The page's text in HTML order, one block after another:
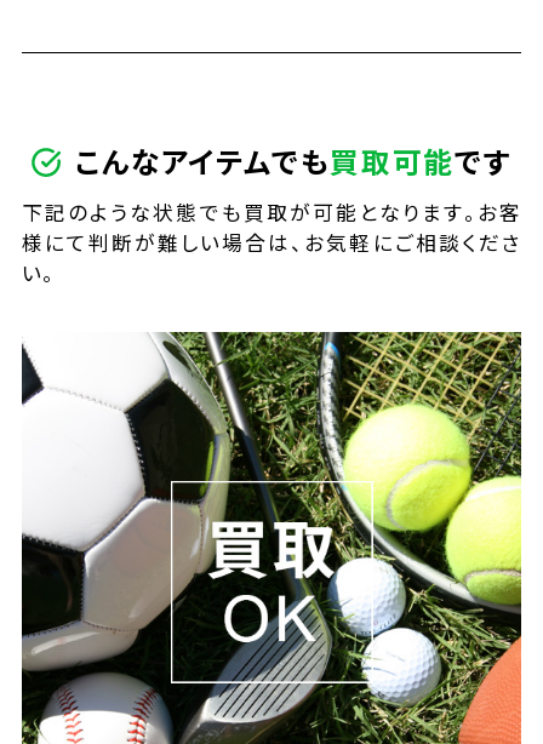
こんなアイテムでも買取可能です
下記のような状態でも買取が可能となります。お客
様にて判断が難しい場合は、お気軽にご相談くださ
い。